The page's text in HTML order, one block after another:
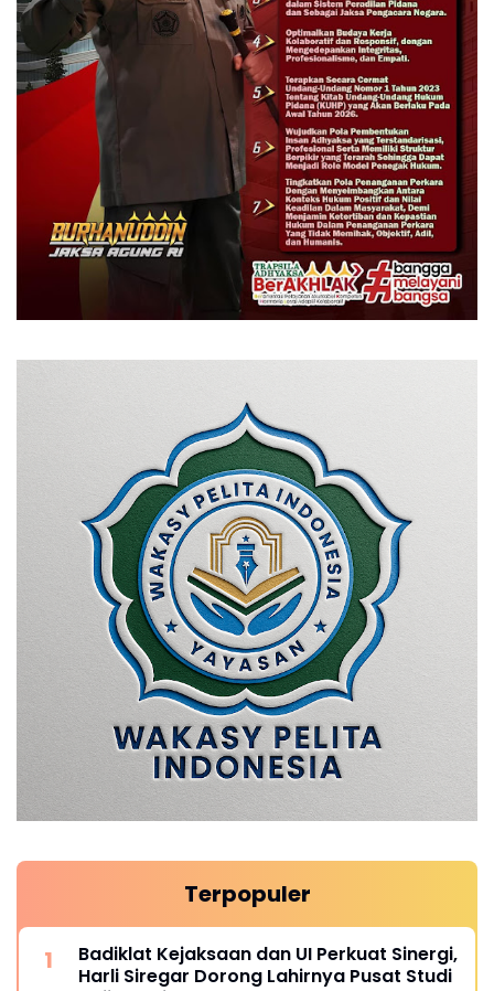
Terpopuler
Badiklat Kejaksaan dan UI Perkuat Sinergi,
Harli Siregar Dorong Lahirnya Pusat Studi